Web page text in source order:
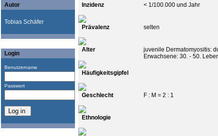
Autor
Tobias Schäfer
Login
Benutzername
Passwort
Inzidenz < 1/100.000 und Jahr
Prävalenz selten
Alter
juvenile Dermatomyositis:
Erwachsene: 30. - 50.
Häufigkeitsgipfel
Geschlecht F : M = 2 : 1
Ethnologie